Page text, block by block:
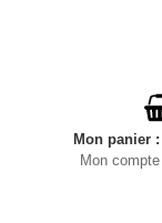
Mon panier:
Mon compte